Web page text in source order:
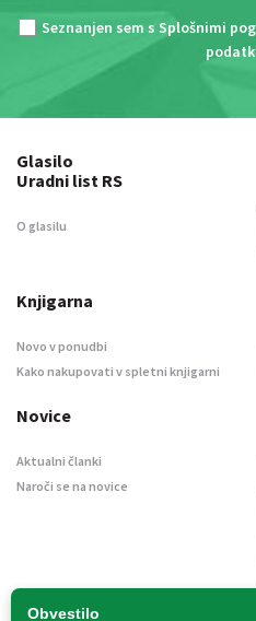
Seznanjen sem s Splošnimi
Obvestilo
Glasilo
Uradni list RS
O glasilu
Knjigarna
Novo v ponudbi
Kako nakupovati v spletni knjigarni
Novice
Aktualni članki
Naroči se na novice